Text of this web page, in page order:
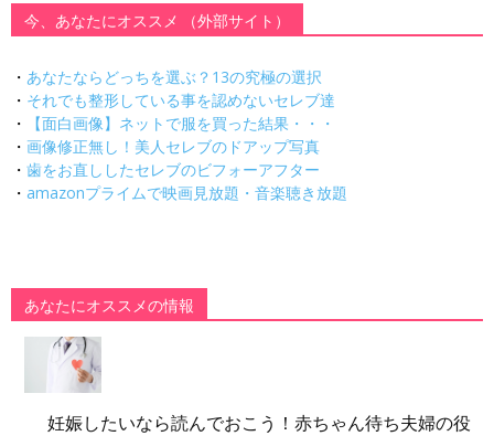
今、あなたにオススメ （外部サイト）
・ あなたならどっちを選ぶ？13の究極の選択
・ それでも整形している事を認めないセレブ達
・
【面白画像】ネットで服を買った結果・・・
・ 画像修正無し！美人セレブのドアップ写真
・ 歯をお直ししたセレブのビフォーアフター
・ amazonプライムで映画見放題・音楽聴き放題
あなたにオススメの情報
妊娠したいなら読んでおこう！赤ちゃん待ち夫婦の役